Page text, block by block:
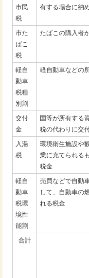
市民
税
有する場合に納
市た
ばこ
税
たばこの購入者
軽自
動車
税種
別割
軽自動車などの
交付
金
国等が所有する
税の代わりに交
入湯
税
環境衛生施設や
業に充てられる
税金
軽自
動車
税環
境性
能割
売買などで自動
して、自動車の
れる税金
合計